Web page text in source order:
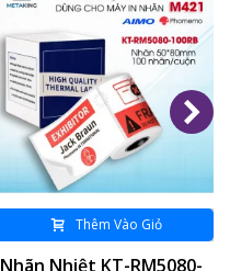
Thêm Vào Giỏ
Nhãn Nhiệt KT-RM5080-